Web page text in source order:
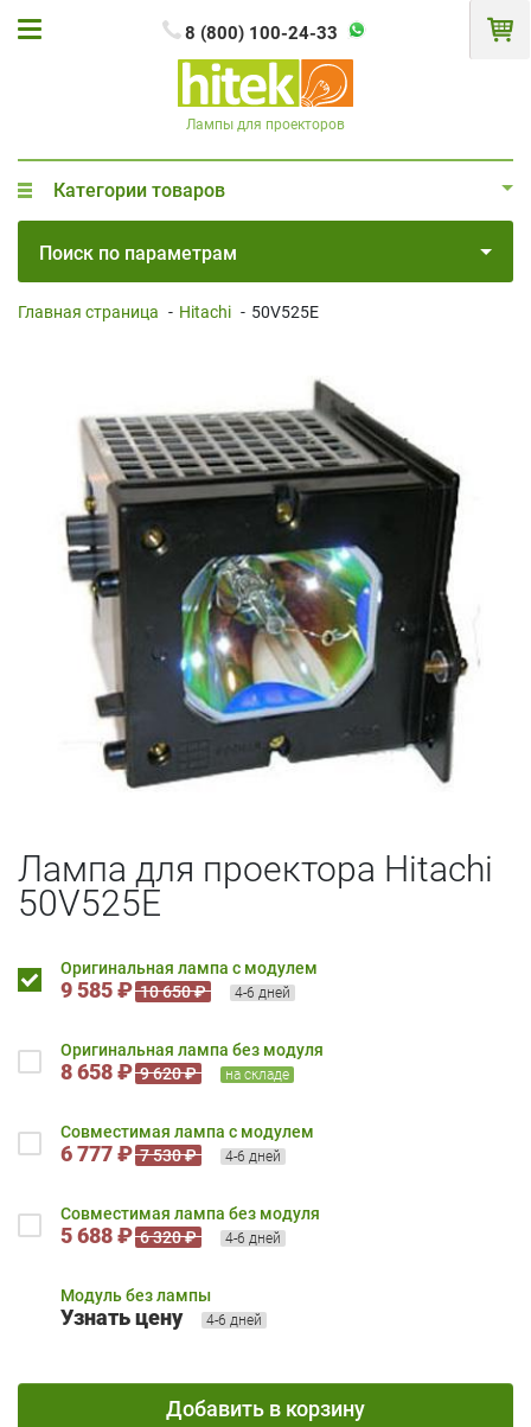
8 (800) 100-24-33
Лампы для проекторов
Категории товаров
Поиск по параметрам
Главная страница - Hitachi - 50V525E
Лампа для проектора Hitachi
50V525E
Оригинальная лампа с модулем
9 585 ₽ 10 650 ₽ 4-6 дней
Оригинальная лампа без модуля
8 658 ₽ 9 620 ₽ на складе
Совместимая лампа с модулем
6 777 ₽ 7 530 ₽ 4-6 дней
Совместимая лампа без модуля
5 688 ₽ 6 320 ₽ 4-6 дней
Модуль без лампы
Узнать цену 4-6 дней
Добавить в корзину